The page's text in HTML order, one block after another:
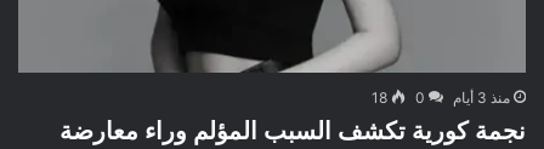
منذ 3 أيام 0
18
نجمة كورية تكشف السبب المؤلم وراء معارضة